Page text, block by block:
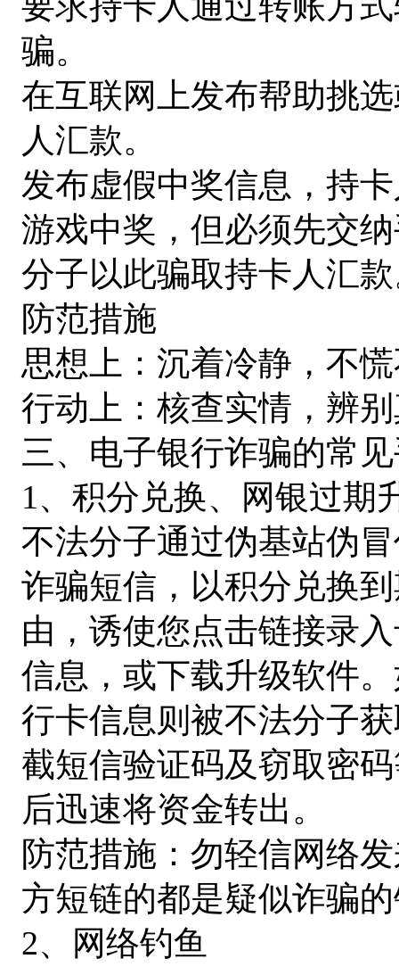
骗。
在互联网上发布帮助挑
人汇款。
发布虚假中奖信息，持
游戏中奖，但必须先交
分子以此骗取持卡人汇
防范措施
思想上：沉着冷静，不
行动上：核查实情，辨
三、电子银行诈骗的常
1、积分兑换、网银过期
不法分子通过伪基站伪
诈骗短信，以积分兑换
由，诱使您点击链接录
信息，或下载升级软件
行卡信息则被不法分子
截短信验证码及窃取密
后迅速将资金转出。
防范措施：勿轻信网络
方短链的都是疑似诈骗
2、网络钓鱼